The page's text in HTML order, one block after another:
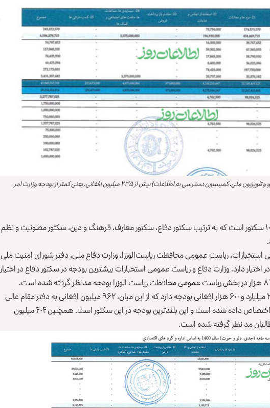
بودجه وزارت اطلاعات و فرهنگ (رادیو و تلویزیون ملی، کمیسیون دسترسی به اطلاعات) بیش از ۲۳۵ میلیون افغانی، یعنی کمتر از بودجه وزارت امر
حکومت سرپرست طالبان متشکل از ۱۰ سکتور است که به ترتیب سکتور دفاع، سکتور معارف، فرهنگ و دین، سکتور مصونیت و نظم
ریاست عمومی محافظت ریاست‌الوزرا، وزارت دفاع ملی، دفتر شورای امنیت ملی
بودجه در اختیار دارد. وزارت دفاع و ریاست عمومی استخبارات بیشترین بودجه در سکتور دفاع در اختیار
سکتور حکومت‌داری و خدمات عامه، ۲ میلیارد و ۶۰۰ هزار افغانی بودجه دارد که از این میان، ۹۶۲ میلیون افغانی به دفتر مقام عالی
«امارت اسلامی» و دفتر ریاست الوزرا اختصاص داده شده است و این بلندترین بودجه در این سکتور است. همچنین ۴۰۴ میلیون
مد نظر گرفته شده است.